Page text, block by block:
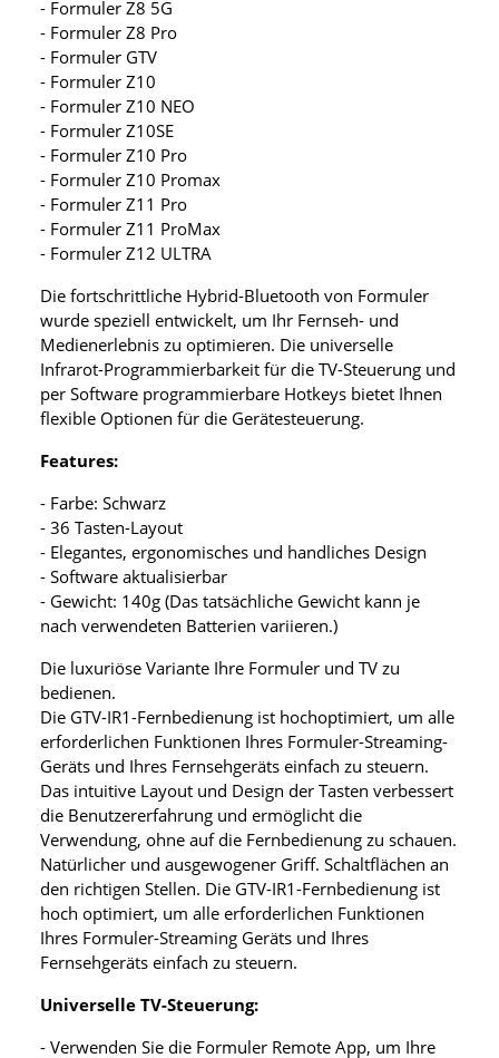
- Formuler Z8 5G
- Formuler Z8 Pro
- Formuler GTV
- Formuler Z10
- Formuler Z10 NEO
- Formuler Z10SE
- Formuler Z10 Pro
- Formuler Z10 Promax
- Formuler Z11 Pro
- Formuler Z11 ProMax
- Formuler Z12 ULTRA
Die fortschrittliche Hybrid-Bluetooth von Formuler
wurde speziell entwickelt, um Ihr Fernseh- und
Medienerlebnis zu optimieren. Die universelle
Infrarot-Programmierbarkeit für die TV-Steuerung und
per Software programmierbare Hotkeys bietet Ihnen
flexible Optionen für die Gerätesteuerung.
Features:
- Farbe: Schwarz
- 36 Tasten-Layout
- Elegantes, ergonomisches und handliches Design
- Software aktualisierbar
- Gewicht: 140g (Das tatsächliche Gewicht kann je
nach verwendeten Batterien variieren.)
Die luxuriöse Variante Ihre Formuler und TV zu
bedienen.
Die GTV-IR1-Fernbedienung ist hochoptimiert, um alle
erforderlichen Funktionen Ihres Formuler-Streaming-
Geräts und Ihres Fernsehgeräts einfach zu steuern.
Das intuitive Layout und Design der Tasten verbessert
die Benutzererfahrung und ermöglicht die
Verwendung, ohne auf die Fernbedienung zu schauen.
Natürlicher und ausgewogener Griff. Schaltflächen an
den richtigen Stellen. Die GTV-IR1-Fernbedienung ist
hoch optimiert, um alle erforderlichen Funktionen
Ihres Formuler-Streaming Geräts und Ihres
Fernsehgeräts einfach zu steuern.
Universelle TV-Steuerung:
- Verwenden Sie die Formuler Remote App, um Ihre